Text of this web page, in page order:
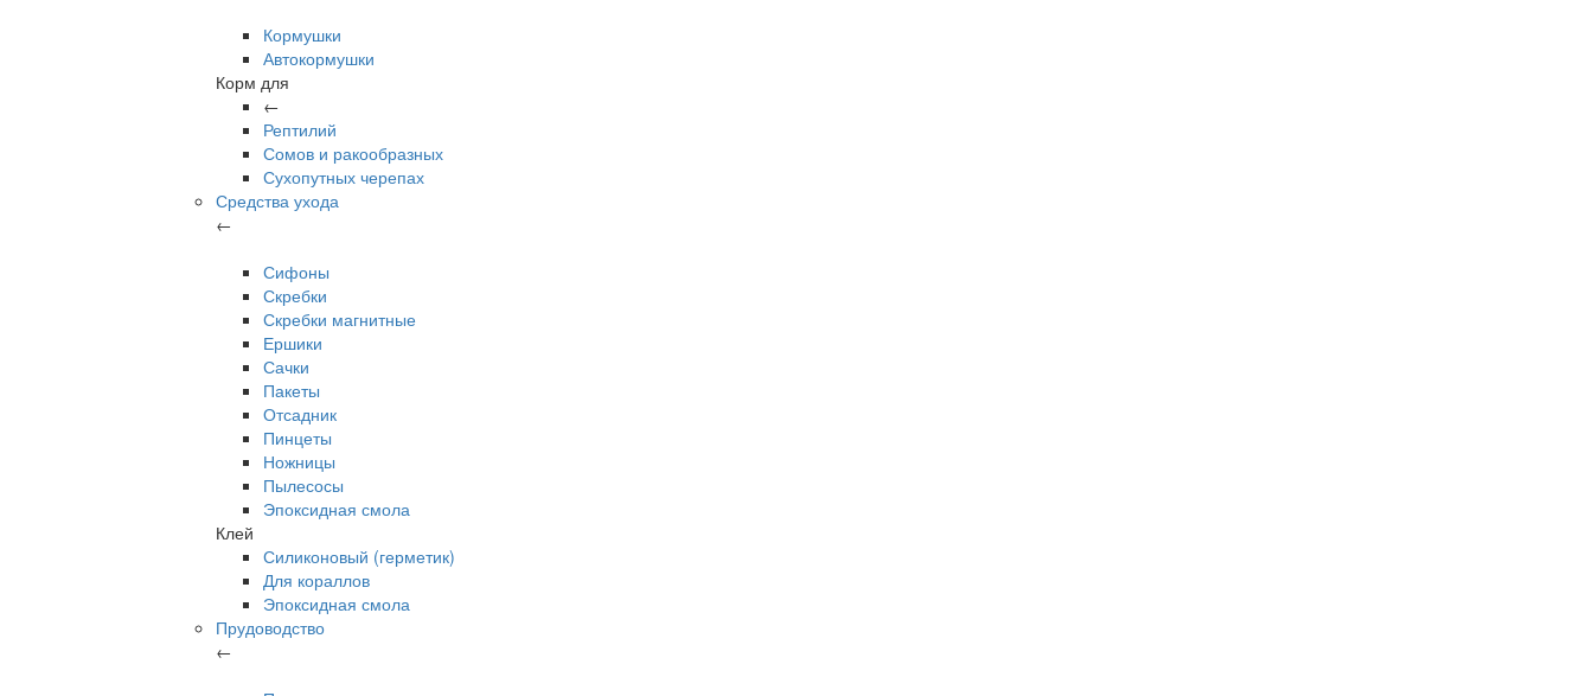
Кормушки
Автокормушки
Корм для
←
Рептилий
Сомов и ракообразных
Сухопутных черепах
Средства ухода
←
Сифоны
Скребки
Скребки магнитные
Ершики
Сачки
Пакеты
Отсадник
Пинцеты
Ножницы
Пылесосы
Эпоксидная смола
Клей
Силиконовый (герметик)
Для кораллов
Эпоксидная смола
Прудоводство
←